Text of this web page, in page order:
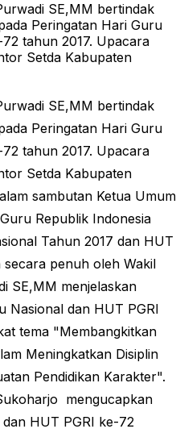
SE,MM bertindak
Peringatan Hari Guru
tahun 2017. Upacara
Setda Kabupaten
SE,MM bertindak
Peringatan Hari Guru
tahun 2017. Upacara
Setda Kabupaten
sambutan Ketua Umum
Republik Indonesia
Tahun 2017 dan HUT
penuh oleh Wakil
SE,MM menjelaskan
Nasional dan HUT PGRI
tema "Membangkitkan
Meningkatkan Disiplin
Pendidikan Karakter".
mengucapkan
HUT PGRI ke-72